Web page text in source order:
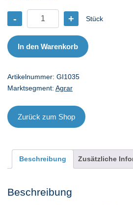
Siloschutzgitter
10x35
Menge
- + Stück
In den Warenkorb
Artikelnummer: GI1035
Marktsegment: Agrar
Zurück zum Shop
Beschreibung Zusätzliche
Beschreibung